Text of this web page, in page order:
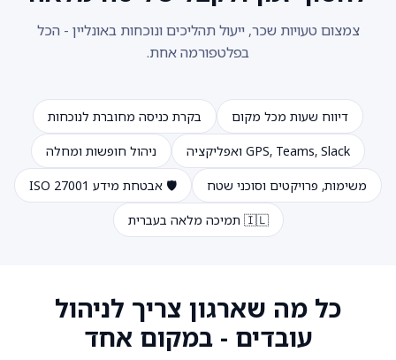
צמצום טעויות שכר, ייעול תהליכים ונוכחות באונליין - הכל
בפלטפורמה אחת.
דיווח שעות מכל מקום בקרת כניסה מחוברת לנוכחות
GPS, Teams, Slack ואפליקציה ניהול חופשות ומחלה
משימות, פרויקטים וסוכני שטח 🛡️ אבטחת מידע ISO 27001
🇮🇱 תמיכה מלאה בעברית
כל מה שארגון צריך לניהול
עובדים - במקום אחד